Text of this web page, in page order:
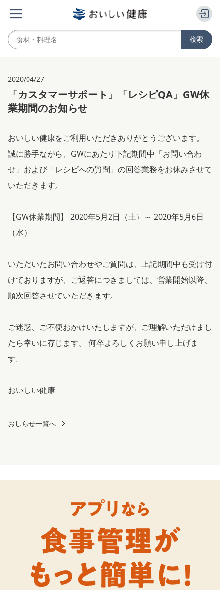
2020/04/27
「カスタマーサポート」「レシピQA」GW休
業期間のお知らせ
おいしい健康をご利用いただきありがとうございます。
誠に勝手ながら、GWにあたり下記期間中「お問い合わ
せ」および「レシピへの質問」の回答業務をお休みさせて
いただきます。
【GW休業期間】 2020年5月2日（土）～ 2020年5月6日
（水）
いただいたお問い合わせやご質問は、上記期間中も受け付
けておりますが、ご返答につきましては、営業開始以降、
順次回答させていただきます。
ご迷惑、ご不便おかけいたしますが、ご理解いただけまし
たら幸いに存じます。 何卒よろしくお願い申し上げま
す。
おいしい健康
おしらせ一覧へ